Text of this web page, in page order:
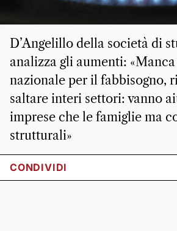
D’Angelillo della società di
analizza gli aumenti:
nazionale per il fabbisogno,
saltare interi settori: vanno
imprese che le famiglie ma
strutturali»
CONDIVIDI